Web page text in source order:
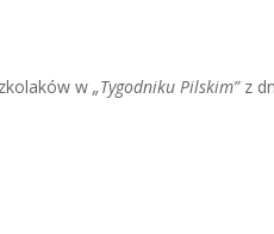
w„Tygodniku Pilskim”z